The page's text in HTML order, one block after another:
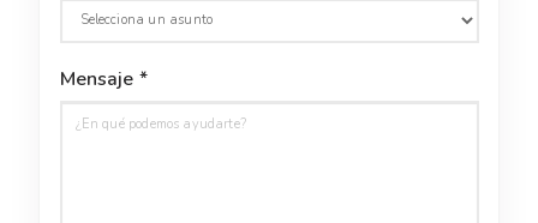
Mensaje *